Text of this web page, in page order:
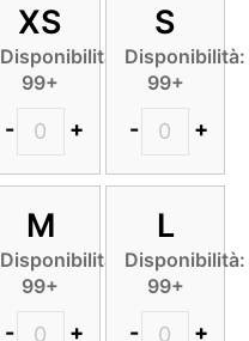
XS
Disponibilità:
99+
- +
S
Disponibilità:
99+
- +
M
Disponibilità:
99+
- +
L
Disponibilità:
99+
- +